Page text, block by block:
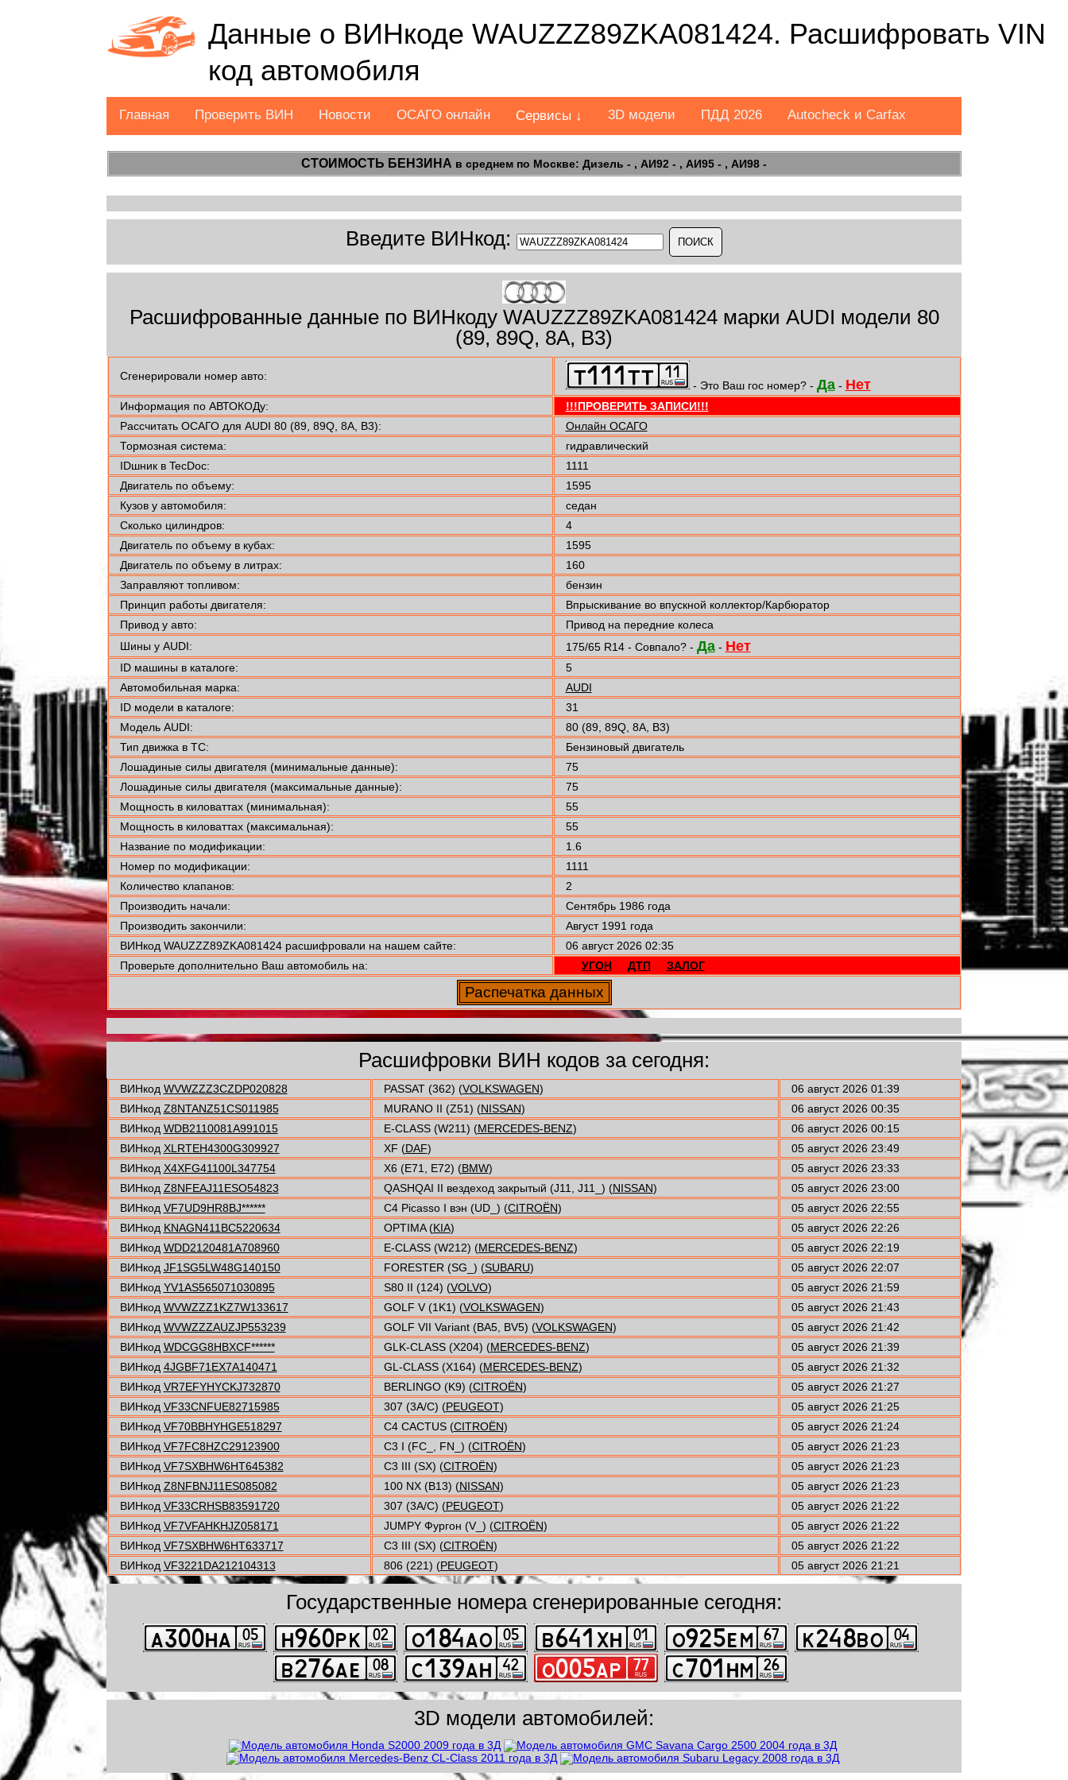
Данные о ВИНкоде WAUZZZ89ZKA081424. Расшифровать VIN
код автомобиля
Главная Проверить ВИН Новости ОСАГО онлайн Сервисы ↓ 3D модели ПДД 2026 Autocheck и Carfax
СТОИМОСТЬ БЕНЗИНА в среднем по Москве: Дизель - , АИ92 - , АИ95 - , АИ98 -
Введите ВИНкод:
Расшифрованные данные по ВИНкоду WAUZZZ89ZKA081424 марки AUDI модели 80
(89, 89Q, 8A, B3)
Сгенерировали номер авто:
- Это Ваш гос номер? - Да- Нет
Информация по АВТОКОДу:
!!!ПРОВЕРИТЬ ЗАПИСИ!!!
Рассчитать ОСАГО для AUDI 80 (89, 89Q, 8A, B3):
Онлайн ОСАГО
Тормозная система:
гидравлический
IDшник в TecDoc:
1111
Двигатель по объему:
1595
Кузов у автомобиля:
седан
Сколько цилиндров:
4
Двигатель по объему в кубах:
1595
Двигатель по объему в литрах:
160
Заправляют топливом:
бензин
Принцип работы двигателя:
Впрыскивание во впускной коллектор/Карбюратор
Привод у авто:
Привод на передние колеса
Шины у AUDI:
175/65 R14 - Совпало? - Да- Нет
ID машины в каталоге:
5
Автомобильная марка:
AUDI
ID модели в каталоге:
31
Модель AUDI:
80 (89, 89Q, 8A, B3)
Тип движка в ТС:
Бензиновый двигатель
Лошадиные силы двигателя (минимальные данные):
75
Лошадиные силы двигателя (максимальные данные):
75
Мощность в киловаттах (минимальная):
55
Мощность в киловаттах (максимальная):
55
Название по модификации:
1.6
Номер по модификации:
1111
Количество клапанов:
2
Производить начали:
Сентябрь 1986 года
Производить закончили:
Август 1991 года
ВИНкод WAUZZZ89ZKA081424 расшифровали на нашем сайте:
06 август 2026 02:35
Проверьте дополнительно Ваш автомобиль на:
УГОН ДТП ЗАЛОГ
Расшифровки ВИН кодов за сегодня:
ВИНкод WVWZZZ3CZDP020828 PASSAT (362) (VOLKSWAGEN)
06 август 2026 01:39
ВИНкод Z8NTANZ51CS011985 MURANO II (Z51) (NISSAN)
06 август 2026 00:35
ВИНкод WDB2110081A991015 E-CLASS (W211) (MERCEDES-BENZ)
06 август 2026 00:15
ВИНкод XLRTEH4300G309927 XF (DAF)
05 август 2026 23:49
ВИНкод X4XFG41100L347754 X6 (E71, E72) (BMW)
05 август 2026 23:33
ВИНкод Z8NFEAJ11ESO54823 QASHQAI II вездеход закрытый (J11, J11_) (NISSAN)
05 август 2026 23:00
ВИНкод VF7UD9HR8BJ****** C4 Picasso I вэн (UD_) (CITROËN)
05 август 2026 22:55
ВИНкод KNAGN411BC5220634 OPTIMA (KIA)
05 август 2026 22:26
ВИНкод WDD2120481A708960 E-CLASS (W212) (MERCEDES-BENZ)
05 август 2026 22:19
ВИНкод JF1SG5LW48G140150 FORESTER (SG_) (SUBARU)
05 август 2026 22:07
ВИНкод YV1AS565071030895 S80 II (124) (VOLVO)
05 август 2026 21:59
ВИНкод WVWZZZ1KZ7W133617 GOLF V (1K1) (VOLKSWAGEN)
05 август 2026 21:43
ВИНкод WVWZZZAUZJP553239 GOLF VII Variant (BA5, BV5) (VOLKSWAGEN)
05 август 2026 21:42
ВИНкод WDCGG8HBXCF****** GLK-CLASS (X204) (MERCEDES-BENZ)
05 август 2026 21:39
ВИНкод 4JGBF71EX7A140471 GL-CLASS (X164) (MERCEDES-BENZ)
05 август 2026 21:32
ВИНкод VR7EFYHYCKJ732870 BERLINGO (K9) (CITROËN)
05 август 2026 21:27
ВИНкод VF33CNFUE82715985 307 (3A/C) (PEUGEOT)
05 август 2026 21:25
ВИНкод VF70BBHYHGE518297 C4 CACTUS (CITROËN)
05 август 2026 21:24
ВИНкод VF7FC8HZC29123900 C3 I (FC_, FN_) (CITROËN)
05 август 2026 21:23
ВИНкод VF7SXBHW6HT645382 C3 III (SX) (CITROËN)
05 август 2026 21:23
ВИНкод Z8NFBNJ11ES085082 100 NX (B13) (NISSAN)
05 август 2026 21:23
ВИНкод VF33CRHSB83591720 307 (3A/C) (PEUGEOT)
05 август 2026 21:22
ВИНкод VF7VFAHKHJZ058171 JUMPY Фургон (V_) (CITROËN)
05 август 2026 21:22
ВИНкод VF7SXBHW6HT633717 C3 III (SX) (CITROËN)
05 август 2026 21:22
ВИНкод VF3221DA212104313 806 (221) (PEUGEOT) 05 август 2026 21:21
Государственные номера сгенерированные сегодня:
3D модели автомобилей: